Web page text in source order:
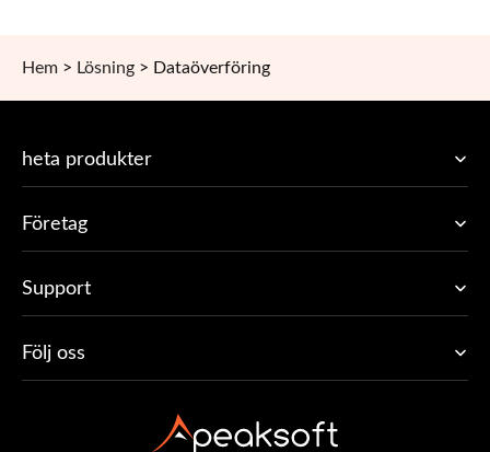
Hem > Lösning > Dataöverföring
heta produkter
Företag
Support
Följ oss